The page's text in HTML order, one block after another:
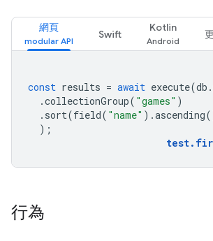
網頁
Swift
Kotlin
const results = await execute(db .
.collectionGroup( "games" )
. sort(field( "name" ).ascending
);
test.
行為